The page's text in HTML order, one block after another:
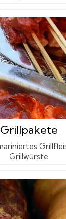
Grillpakete
Grillwürste